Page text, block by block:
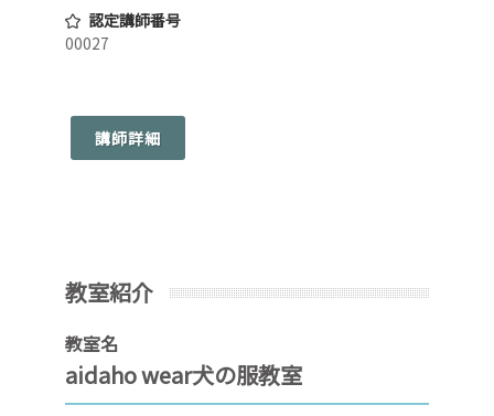
認定講師番号
00027
講師詳細
教室紹介
教室名
aidaho wear犬の服教室